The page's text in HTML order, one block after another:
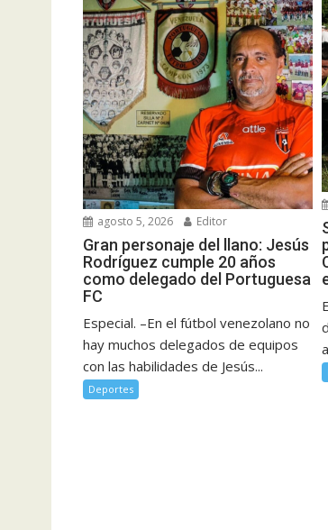
agosto 5, 2026 Editor
Gran personaje del llano: Jesús
Rodríguez cumple 20 años
como delegado del Portuguesa
FC
Especial. –En el fútbol venezolano no
hay muchos delegados de equipos
con las habilidades de Jesús...
Deportes